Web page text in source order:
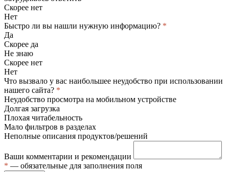
Скорее нет
Нет
Быстро ли вы нашли нужную информацию? *
Да
Скорее да
Не знаю
Скорее нет
Нет
Что вызвало у вас наибольшее неудобство при использовании
нашего сайта? *
Неудобство просмотра на мобильном устройстве
Долгая загрузка
Плохая читабельность
Мало фильтров в разделах
Неполные описания продуктов/решений
Ваши комментарии и рекомендации
* — обязательные для заполнения поля